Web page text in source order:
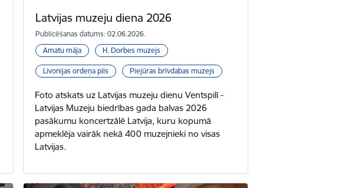
Latvijas muzeju diena 2026
Publicēšanas datums: 02.06.2026.
Amatu māja
H. Dorbes muzejs
Livonijas ordeņa pils Piejūras brīvdabas muzejs
Foto atskats uz Latvijas muzeju dienu Ventspilī -
Latvijas Muzeju biedrības gada balvas 2026
pasākumu koncertzālē Latvija, kuru kopumā
apmeklēja vairāk nekā 400 muzejnieki no visas
Latvijas.